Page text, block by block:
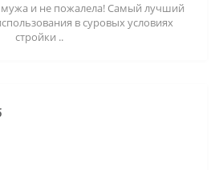
мужа и не пожалела! Самый лучший
в суровых условиях
стройки ..